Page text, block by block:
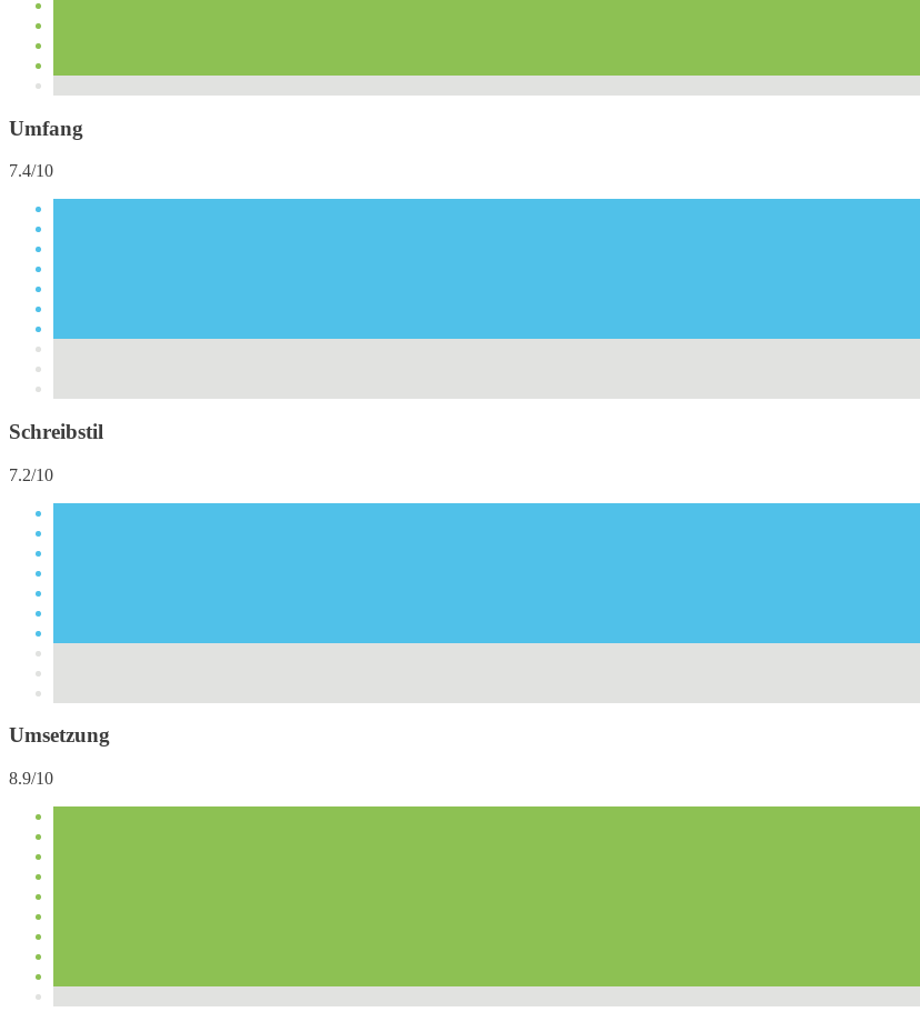
Umfang
7.4/10
Schreibstil
7.2/10
Umsetzung
8.9/10